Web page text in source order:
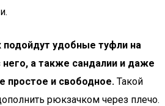
подойдут удобные туфли на
него, а также сандалии и даже
простое и свободное. Такой
рюкзачком через плечо.